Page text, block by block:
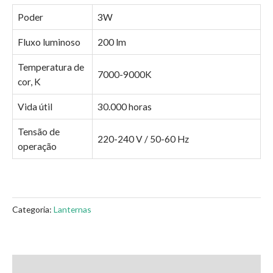
Poder 3W
Fluxo luminoso 200 lm
Temperatura de
cor, K
7000-9000K
Vida útil 30.000 horas
Tensão de
operação
220-240 V / 50-60 Hz
Categoria: Lanternas